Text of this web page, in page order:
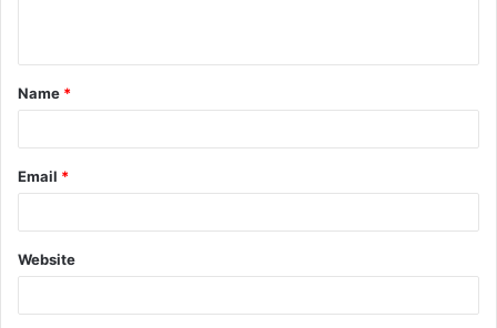
t
*
Name *
Email *
Website